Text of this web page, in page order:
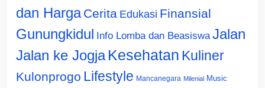
dan Harga Cerita Edukasi Finansial
Gunungkidul Info Lomba dan Beasiswa Jalan
Jalan ke Jogja Kesehatan Kuliner
Kulonprogo Lifestyle Mancanegara Milenial Music